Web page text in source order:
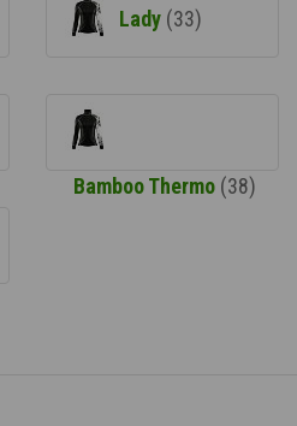
Lady (33)
Bamboo Thermo (38)